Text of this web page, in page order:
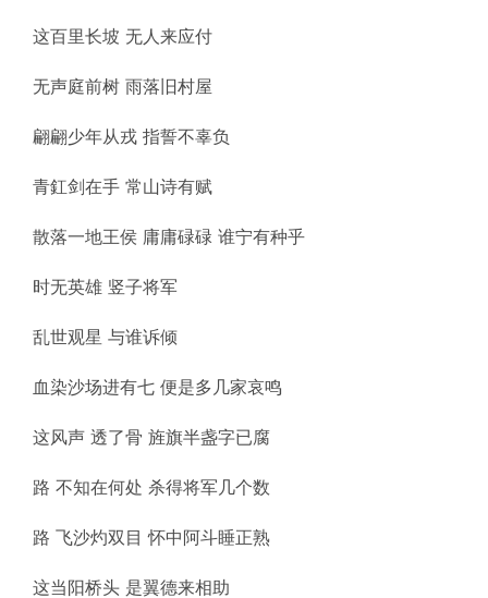
这百里长坡 无人来应付
无声庭前树 雨落旧村屋
翩翩少年从戎 指誓不辜负
青釭剑在手 常山诗有赋
散落一地王侯 庸庸碌碌 谁宁有种乎
时无英雄 竖子将军
乱世观星 与谁诉倾
血染沙场进有七 便是多几家哀鸣
这风声 透了骨 旌旗半盏字已腐
路 不知在何处 杀得将军几个数
路 飞沙灼双目 怀中阿斗睡正熟
这当阳桥头 是翼德来相助